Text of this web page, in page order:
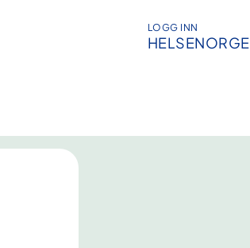
LOGG INN
HELSENORGE